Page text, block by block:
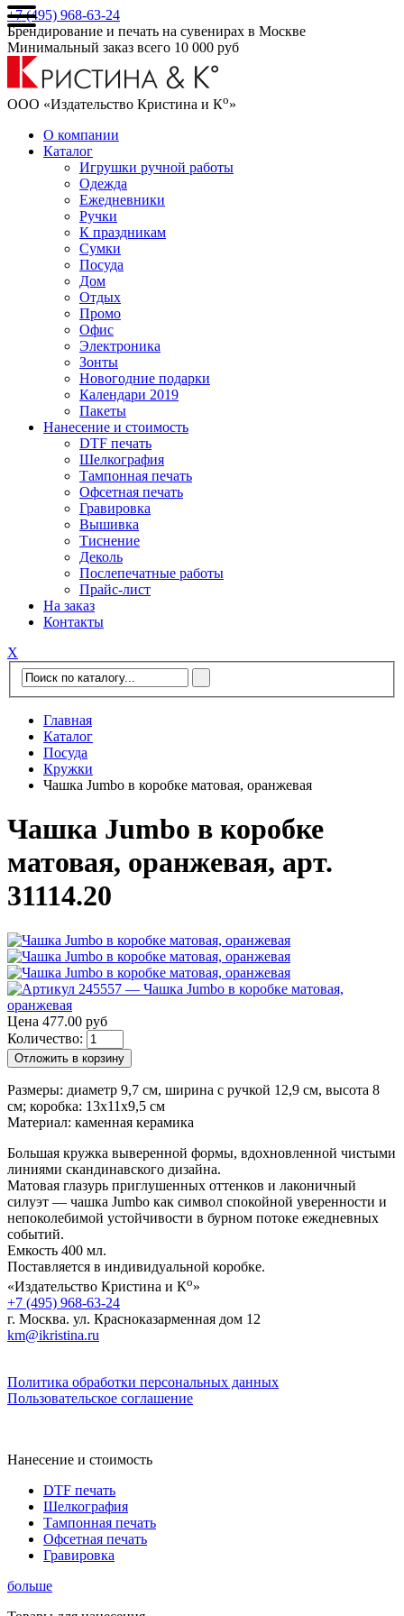
+7 (495) 968-63-24
Брендирование и печать на сувенирах в Москве
Минимальный заказ всего 10 000 руб
ООО «Издательство Кристина и Ко»
О компании
Каталог
Игрушки ручной работы
Одежда
Ежедневники
Ручки
К праздникам
Сумки
Посуда
Дом
Отдых
Промо
Офис
Электроника
Зонты
Новогодние подарки
Календари 2019
Пакеты
Нанесение и стоимость
DTF печать
Шелкография
Тампонная печать
Офсетная печать
Гравировка
Вышивка
Тиснение
Деколь
Послепечатные работы
Прайс-лист
На заказ
Контакты
Х
Главная
Каталог
Посуда
Кружки
Чашка Jumbo в коробке матовая, оранжевая
Чашка Jumbo в коробке
матовая, оранжевая, арт.
31114.20
Цена 477.00 руб
Количество:
Отложить в корзину
Размеры: диаметр 9,7 см, ширина с ручкой 12,9 см, высота 8
см; коробка: 13х11х9,5 см
Материал: каменная керамика
Большая кружка выверенной формы, вдохновленной чистыми
линиями скандинавского дизайна.
Матовая глазурь приглушенных оттенков и лаконичный
силуэт — чашка Jumbo как символ спокойной уверенности и
непоколебимой устойчивости в бурном потоке ежедневных
событий.
Емкость 400 мл.
Поставляется в индивидуальной коробке.
«Издательство Кристина и Ко»
+7 (495) 968-63-24
г. Москва. ул. Красноказарменная дом 12
km@ikristina.ru
Политика обработки персональных данных
Пользовательское соглашение
Нанесение и стоимость
DTF печать
Шелкография
Тампонная печать
Офсетная печать
Гравировка
больше